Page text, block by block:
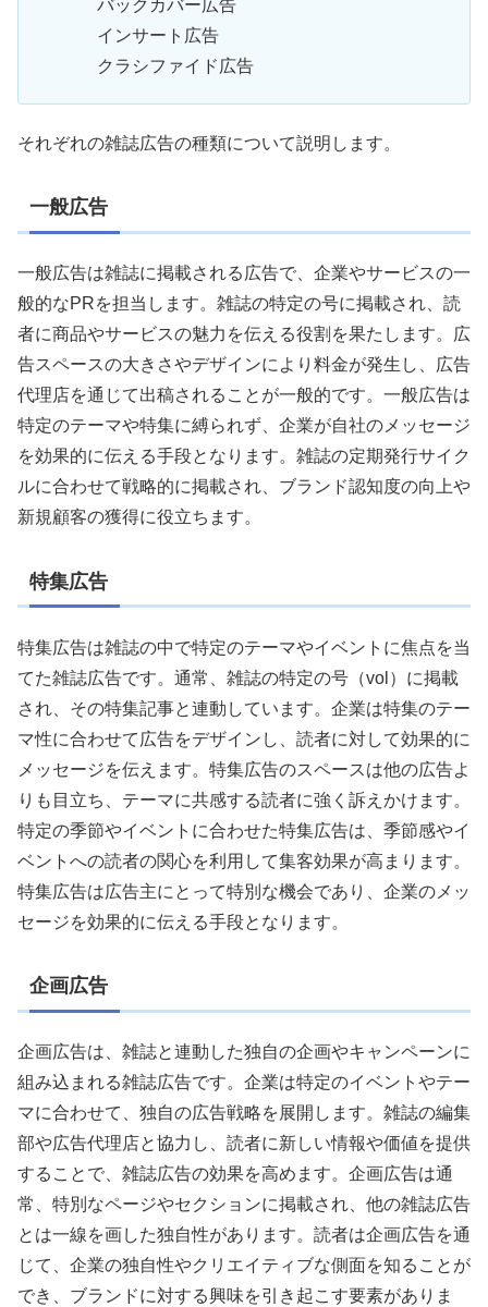
バックカバー広告
インサート広告
クラシファイド広告
それぞれの雑誌広告の種類について説明します。
一般広告
一般広告は雑誌に掲載される広告で、企業やサービスの一
般的なPRを担当します。雑誌の特定の号に掲載され、読
者に商品やサービスの魅力を伝える役割を果たします。広
告スペースの大きさやデザインにより料金が発生し、広告
代理店を通じて出稿されることが一般的です。一般広告は
特定のテーマや特集に縛られず、企業が自社のメッセージ
を効果的に伝える手段となります。雑誌の定期発行サイク
ルに合わせて戦略的に掲載され、ブランド認知度の向上や
新規顧客の獲得に役立ちます。
特集広告
特集広告は雑誌の中で特定のテーマやイベントに焦点を当
てた雑誌広告です。通常、雑誌の特定の号（vol）に掲載
され、その特集記事と連動しています。企業は特集のテー
マ性に合わせて広告をデザインし、読者に対して効果的に
メッセージを伝えます。特集広告のスペースは他の広告よ
りも目立ち、テーマに共感する読者に強く訴えかけます。
特定の季節やイベントに合わせた特集広告は、季節感やイ
ベントへの読者の関心を利用して集客効果が高まります。
特集広告は広告主にとって特別な機会であり、企業のメッ
セージを効果的に伝える手段となります。
企画広告
企画広告は、雑誌と連動した独自の企画やキャンペーンに
組み込まれる雑誌広告です。企業は特定のイベントやテー
マに合わせて、独自の広告戦略を展開します。雑誌の編集
部や広告代理店と協力し、読者に新しい情報や価値を提供
することで、雑誌広告の効果を高めます。企画広告は通
常、特別なページやセクションに掲載され、他の雑誌広告
とは一線を画した独自性があります。読者は企画広告を通
じて、企業の独自性やクリエイティブな側面を知ることが
でき、ブランドに対する興味を引き起こす要素がありま